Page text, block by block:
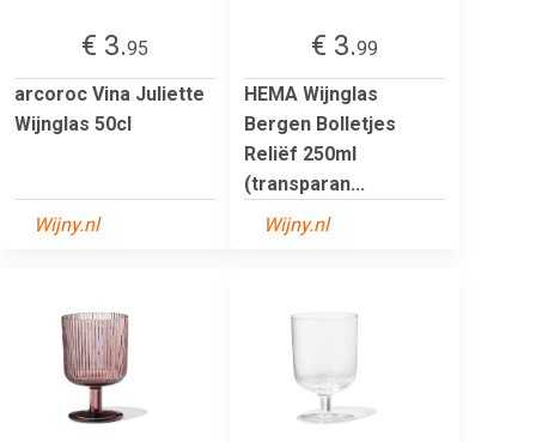
€ 3.95
arcoroc Vina Juliette
Wijnglas 50cl
Wijny.nl
€ 3.99
HEMA Wijnglas
Bergen Bolletjes
Reliëf 250ml
(transparan...
Wijny.nl